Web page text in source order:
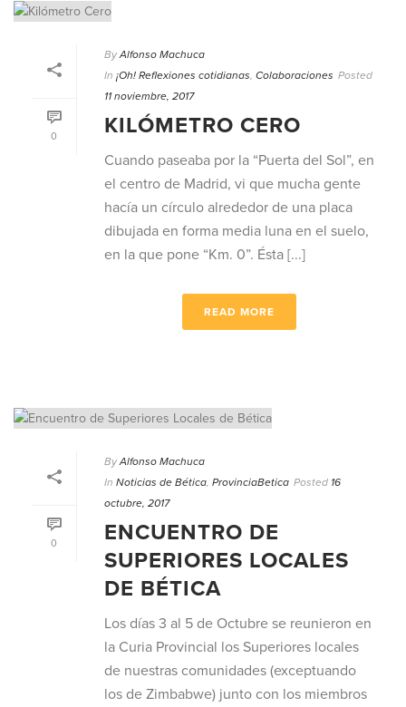
0
By Alfonso Machuca
In ¡Oh! Reflexiones cotidianas Colaboraciones Posted
11 noviembre, 2017
KILÓMETRO CERO
Cuando paseaba por la “Puerta del Sol”, en
el centro de Madrid, vi que mucha gente
hacía un círculo alrededor de una placa
dibujada en forma media luna en el suelo,
en la que pone “Km. 0”. Ésta [...]
READ MORE
0
By Alfonso Machuca
In Noticias de Bética ProvinciaBetica Posted 16
octubre, 2017
ENCUENTRO DE
SUPERIORES LOCALES
DE BÉTICA
Los días 3 al 5 de Octubre se reunieron en
la Curia Provincial los Superiores locales
de nuestras comunidades (exceptuando
los de Zimbabwe) junto con los miembros